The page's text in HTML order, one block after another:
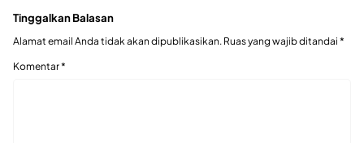
Tinggalkan Balasan
Alamat email Anda tidak akan dipublikasikan. Ruas yang wajib ditandai *
Komentar*